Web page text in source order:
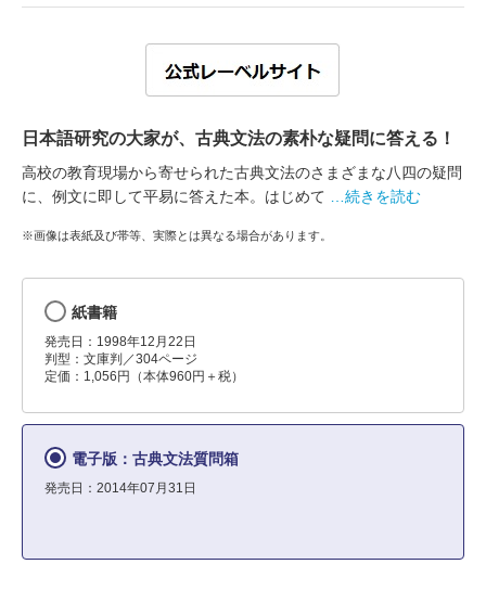
日本語研究の大家が、古典文法の素朴な疑問に答える！
高校の教育現場から寄せられた古典文法のさまざまな八四の疑問
に、例文に即して平易に答えた本。はじめて
…続きを読む
※画像は表紙及び帯等、実際とは異なる場合があります。
紙書籍
発売日：1998年12月22日
判型：文庫判／304ページ
定価：1,056円（本体960円＋税）
電子版：古典文法質問箱
発売日：2014年07月31日